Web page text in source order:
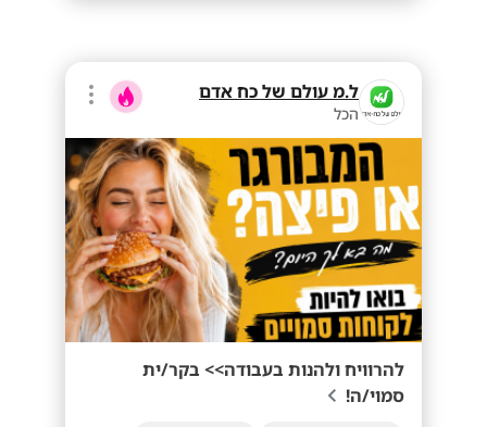
ל.מ עולם של כח אדם
הכל
להרוויח ולהנות בעבודה>> בקר/ית
סמוי/ה!